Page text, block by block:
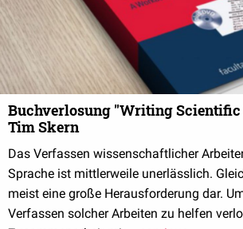
Buchverlosung "Writing
Tim Skern
Das Verfassen wissenschaftlicher
Sprache ist mittlerweile unerlässlich.
meist eine große Herausforderung dar.
Verfassen solcher Arbeiten zu helfen